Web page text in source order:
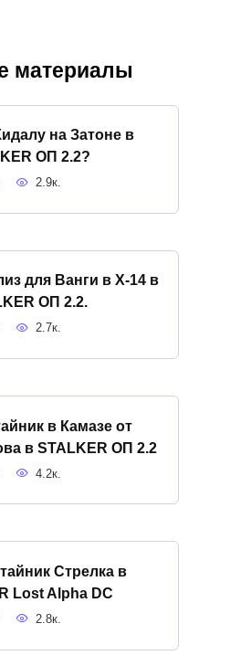
материалы
на Затоне в
ОП 2.2?
2.9к.
для Ванги в X-14 в
ОП 2.2.
2.7к.
в Камазе от
в STALKER ОП 2.2
4.2к.
Стрелка в
Lost Alpha DC
2.8к.